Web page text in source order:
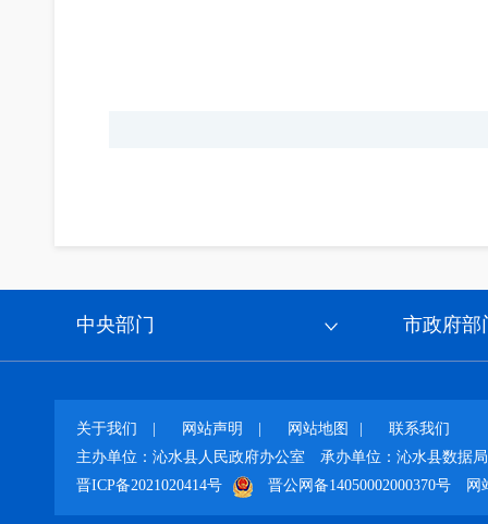
中央部门 市政府部
关于我们 网站声明 网站地图
联系我们
主办单位：沁水县人民政府办公室
承办单位：沁水县数据局
晋ICP备2021020414号
晋公网备14050002000370号 网